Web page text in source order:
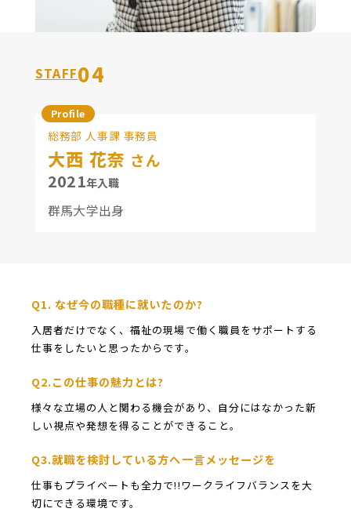
STAFF04
Profile
総務部 人事課 事務員
大西 花奈 さん
2021年入職
群馬大学出身
Q1. なぜ今の職種に就いたのか?
入居者だけでなく、福祉の現場で働く職員をサポートする
仕事をしたいと思ったからです。
Q2.この仕事の魅力とは?
様々な立場の人と関わる機会があり、自分にはなかった新
しい視点や発想を得ることができること。
Q3.就職を検討している方へ一言メッセージを
仕事もプライベートも全力で!!ワークライフバランスを大
切にできる環境です。